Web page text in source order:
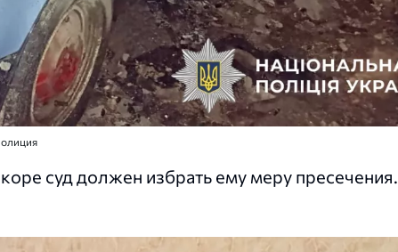
суд должен избрать ему меру пресечения.